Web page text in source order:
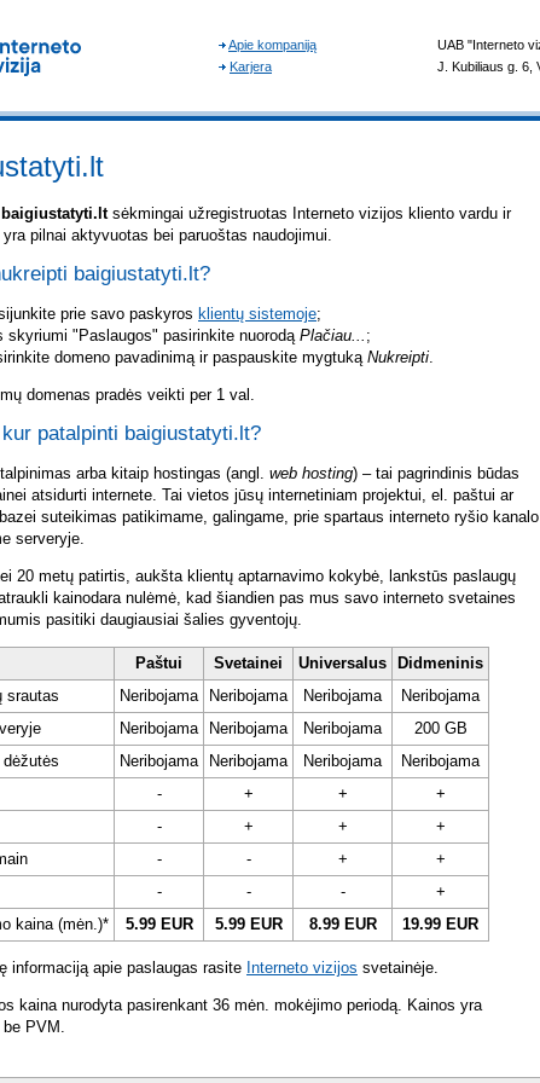
baigiustatyti.ltsėkmingai užregistruotas Interneto vizijos kliento vardu ir
pilnai aktyvuotas bei paruoštas naudojimui.
baigiustatyti.lt?
prie savo paskyros klientų sistemoje;
skyriumi "Paslaugos" pasirinkite nuorodą Plačiau... ;
domeno pavadinimą ir paspauskite mygtuką Nukreipti.
domenas pradės veikti per 1 val.
patalpinti baigiustatyti.lt?
arba kitaip hostingas (angl. web hosting) – tai pagrindinis būdas
atsidurti internete. Tai vietos jūsų internetiniam projektui, el. paštui ar
suteikimas patikimame, galingame, prie spartaus interneto ryšio kanalo
serveryje.
20 metų patirtis, aukšta klientų aptarnavimo kokybė, lankstūs paslaugų
kainodara nulėmė, kad šiandien pas mus savo interneto svetaines
pasitiki daugiausiai šalies gyventojų.
Paštui Svetainei Universalus
Didmeninis
srautas
Neribojama Neribojama Neribojama
Neribojama
Neribojama Neribojama Neribojama
200 GB
Neribojama Neribojama Neribojama
Neribojama
- + +
+
- + +
+
- - +
+
- - -
+
kaina (mėn.)*
5.99 EUR 5.99 EUR 8.99 EUR 19.99 EUR
informaciją apie paslaugas rasite Interneto vizijos svetainėje.
kaina nurodyta pasirenkant 36 mėn. mokėjimo periodą. Kainos yra
PVM.